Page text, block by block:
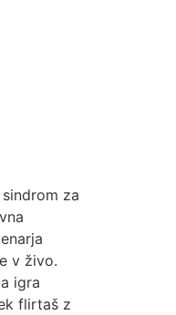
za
v živo.
igra
flirtaš z